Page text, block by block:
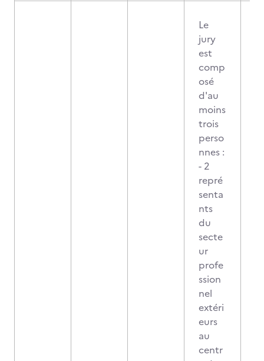
Le
jury
est
comp
osé
d'au
moins
trois
perso
nnes :
- 2
repré
senta
nts
du
secte
ur
profe
ssion
nel
extéri
eurs
au
centr